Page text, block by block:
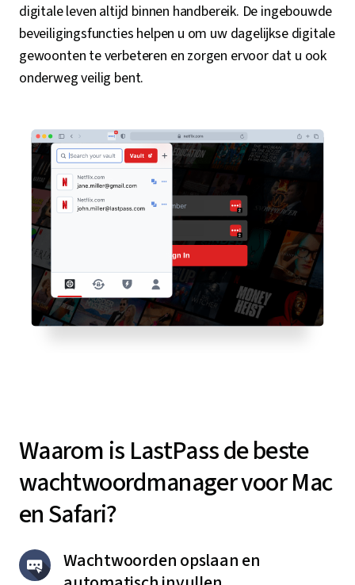
digitale leven altijd binnen handbereik. De ingebouwde
beveiligingsfuncties helpen u om uw dagelijkse digitale
gewoonten te verbeteren en zorgen ervoor dat u ook
onderweg veilig bent.
Waarom is LastPass de beste
wachtwoordmanager voor Mac
en Safari?
Wachtwoorden opslaan en